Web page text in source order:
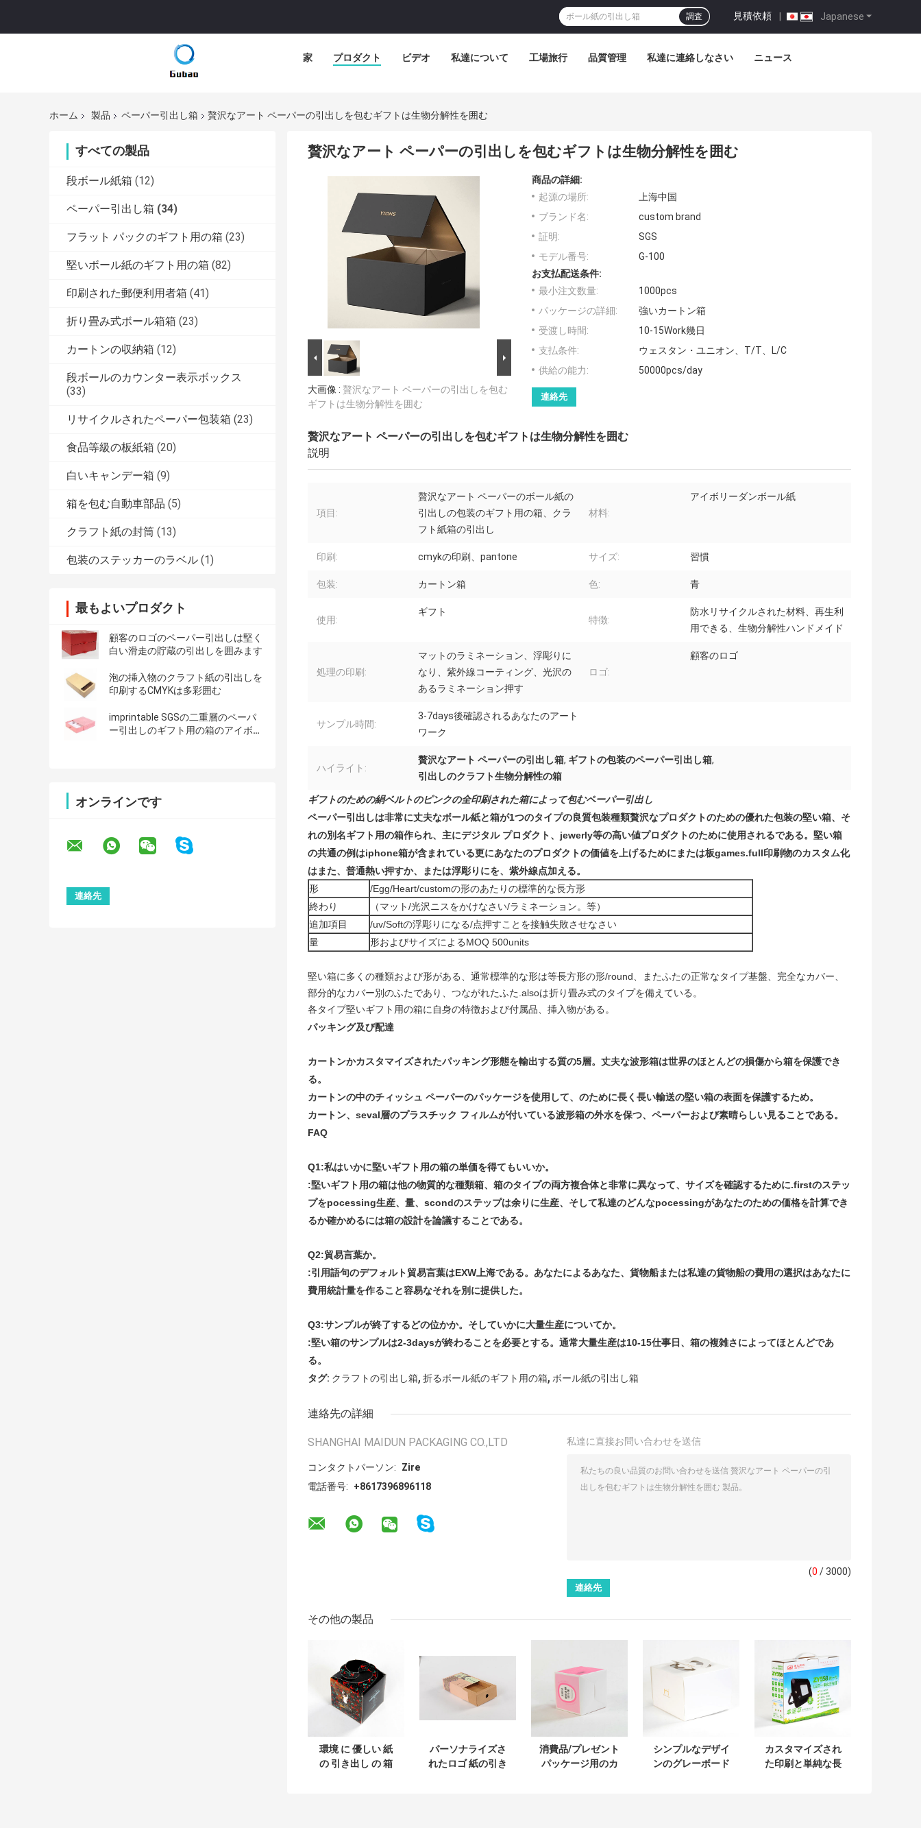
Japanese
見積依頼 |
調査
家 プロダクト ビデオ 私達について 工場旅行 品質管理 私達に連絡しなさい ニュース
ホーム 製品 ペーパー引出し箱 贅沢なアート ペーパーの引出しを包むギフトは生物分解性を囲む
すべての製品
段ボール紙箱 (12)
ペーパー引出し箱 (34)
フラット パックのギフト用の箱 (23)
堅いボール紙のギフト用の箱 (82)
印刷された郵便利用者箱 (41)
折り畳み式ボール箱箱 (23)
カートンの収納箱 (12)
段ボールのカウンター表示ボックス
(33)
リサイクルされたペーパー包装箱 (23)
食品等級の板紙箱 (20)
白いキャンデー箱 (9)
箱を包む自動車部品 (5)
クラフト紙の封筒 (13)
包装のステッカーのラベル (1)
最もよいプロダクト
顧客のロゴのペーパー引出しは堅く
白い滑走の貯蔵の引出しを囲みます
泡の挿入物のクラフト紙の引出しを
印刷するCMYKは多彩囲む
imprintable SGSの二重層のペーパ
ー引出しのギフト用の箱のアイボリ
オンラインです
贅沢なアート ペーパーの引出しを包むギフトは生物分解性を囲む
大画像 : 贅沢なアート ペーパーの引出しを包む
ギフトは生物分解性を囲む
商品の詳細:
起源の場所:
上海中国
ブランド名:
custom brand
証明:
SGS
モデル番号:
G-100
お支払配送条件:
最小注文数量:
1000pcs
パッケージの詳細:
強いカートン箱
受渡し時間:
10-15Work幾日
支払条件:
ウェスタン・ユニオン、T/T、L/C
供給の能力:
50000pcs/day
連絡先
贅沢なアート ペーパーの引出しを包むギフトは生物分解性を囲む
説明
項目:
贅沢なアート ペーパーのボール紙の
引出しの包装のギフト用の箱、クラ
フト紙箱の引出し
材料:
アイボリーダンボール紙
印刷: cmykの印刷、pantone サイズ: 習慣
包装: カートン箱 色: 青
使用:
ギフト
特徴:
防水リサイクルされた材料、再生利
用できる、生物分解性ハンドメイド
処理の印刷:
マットのラミネーション、浮彫りに
なり、紫外線コーティング、光沢の
あるラミネーション押す
ロゴ:
顧客のロゴ
サンプル時間:
3-7days後確認されるあなたのアート
ワーク
ハイライト:
贅沢なアート ペーパーの引出し箱, ギフトの包装のペーパー引出し箱,
引出しのクラフト生物分解性の箱
ギフトのための絹ベルトのピンクの全印刷された箱によって包むペーパー引出し
ペーパー引出しは非常に丈夫なボール紙と箱が1つのタイプの良質包装種類贅沢なプロダクトのための優れた包装の堅い箱、そ
れの別名ギフト用の箱作られ、主にデジタル プロダクト、jewerly等の高い値プロダクトのために使用されるである。堅い箱
の共通の例はiphone箱が含まれている更にあなたのプロダクトの価値を上げるためにまたは板games.full印刷物のカスタム化
はまた、普通熱い押すか、または浮彫りにを、紫外線点加える。
形
/Egg/Heart/customの形のあたりの標準的な長方形
終わり
（マット/光沢ニスをかけなさい/ラミネーション。等）
追加項目
/uv/Softの浮彫りになる/点押すことを接触失敗させなさい
量
形およびサイズによるMOQ 500units
堅い箱に多くの種類および形がある、通常標準的な形は等長方形の形/round、またふたの正常なタイプ基盤、完全なカバー、
部分的なカバー別のふたであり、つながれたふた.alsoは折り畳み式のタイプを備えている。
各タイプ堅いギフト用の箱に自身の特徴および付属品、挿入物がある。
パッキング及び配達
カートンかカスタマイズされたパッキング形態を輸出する質の5層。丈夫な波形箱は世界のほとんどの損傷から箱を保護でき
る。
カートンの中のチィッシュ ペーパーのパッケージを使用して、のために長く長い輸送の堅い箱の表面を保護するため。
カートン、seval層のプラスチック フィルムが付いている波形箱の外水を保つ、ペーパーおよび素晴らしい見ることである。
FAQ
Q1:私はいかに堅いギフト用の箱の単価を得てもいいか。
:堅いギフト用の箱は他の物質的な種類箱、箱のタイプの両方複合体と非常に異なって、サイズを確認するために.firstのステッ
プをpocessing生産、量、scondのステップは余りに生産、そして私達のどんなpocessingがあなたのための価格を計算でき
るか確かめるには箱の設計を論議することである。
Q2:貿易言葉か。
:引用語句のデフォルト貿易言葉はEXW上海である。あなたによるあなた、貨物船または私達の貨物船の費用の選択はあなたに
費用統計量を作ること容易なそれを別に提供した。
Q3:サンプルが終了するどの位かか。そしていかに大量生産についてか。
:堅い箱のサンプルは2-3daysが終わることを必要とする。通常大量生産は10-15仕事日、箱の複雑さによってほとんどであ
る。
タグ: クラフトの引出し箱, 折るボール紙のギフト用の箱, ボール紙の引出し箱
連絡先の詳細
SHANGHAI MAIDUN PACKAGING CO.,LTD
コンタクトパーソン:
Zire
電話番号:
+8617396896118
私達に直接お問い合わせを送信
(0 / 3000)
その他の製品
環境 に 優しい 紙
の 引き出し の 箱
パーソナライズさ
れたロゴ 紙の引き
消費品/プレゼント
パッケージ用のカ
シンプルなデザイ
ンのグレーボード
カスタマイズされ
た印刷と単純な長